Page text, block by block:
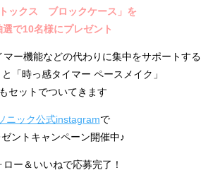
トックス ブロックケース」を
選で10名様にプレゼント
ー機能などの代わりに集中をサポートする
と「時っ感タイマー ペースメイク」
もセットでついてきます
ニック公式instagramで
ントキャンペーン開催中♪
ロー＆いいねで応募完了！